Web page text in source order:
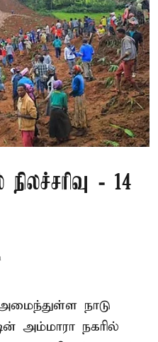
- 14
அமைந்துள்ள நாடு
அம்மாரா நகரில்